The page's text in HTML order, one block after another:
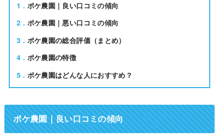
1
ポケ農園｜良い口コミの傾向
2
ポケ農園｜悪い口コミの傾向
3
ポケ農園の総合評価（まとめ）
4
ポケ農園の特徴
5
ポケ農園はどんな人におすすめ？
ポケ農園｜ 良い口コミの傾向